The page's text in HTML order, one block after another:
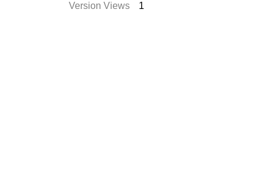
Version Views
1